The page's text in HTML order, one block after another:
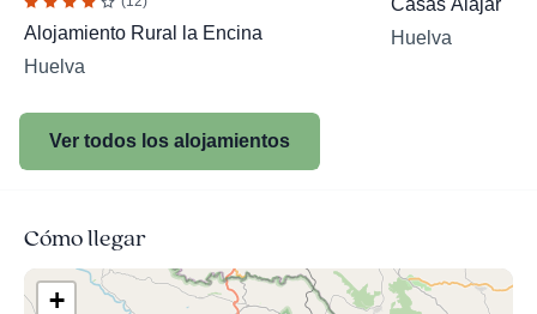
Alojamiento Rural la Encina
Huelva
Casas Alájar
Huelva
Ver todos los alojamientos
Cómo llegar
+